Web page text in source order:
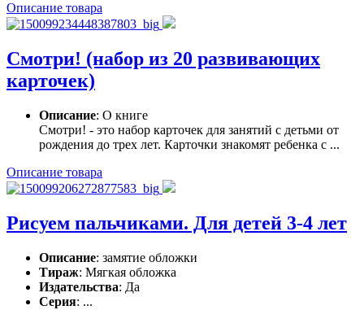
Описание товара
Смотри! (набор из 20 развивающих
карточек)
Описание: О книге
Смотри! - это набор карточек для занятий с детьми от
рождения до трех лет. Карточки знакомят ребенка с ...
Описание товара
Рисуем пальчиками. Для детей 3-4 лет
Описание: замятие обложки
Тираж: Мягкая обложка
Издательства: Да
Серия: ...